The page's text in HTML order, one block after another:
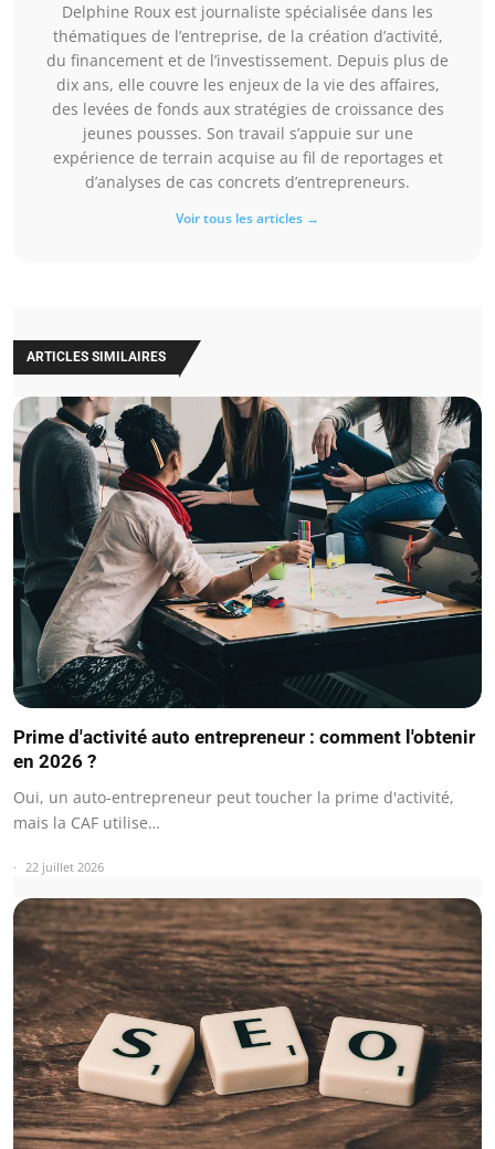
Delphine Roux est journaliste spécialisée dans les
thématiques de l’entreprise, de la création d’activité,
du financement et de l’investissement. Depuis plus de
dix ans, elle couvre les enjeux de la vie des affaires,
des levées de fonds aux stratégies de croissance des
jeunes pousses. Son travail s’appuie sur une
expérience de terrain acquise au fil de reportages et
d’analyses de cas concrets d’entrepreneurs.
Voir tous les articles →
ARTICLES SIMILAIRES
Prime d'activité auto entrepreneur : comment l'obtenir
en 2026 ?
Oui, un auto-entrepreneur peut toucher la prime d'activité,
mais la CAF utilise…
22 juillet 2026